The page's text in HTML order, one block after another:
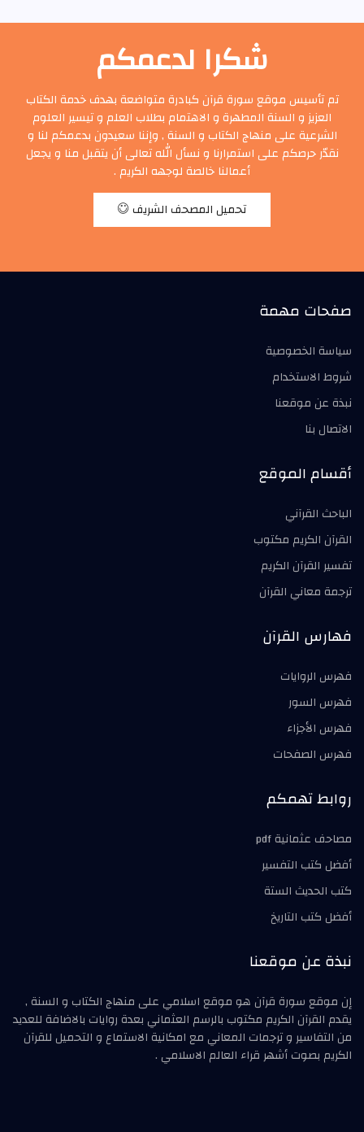
شكرا لدعمكم
تم تأسيس موقع سورة قرآن كبادرة متواضعة بهدف خدمة الكتاب
العزيز و السنة المطهرة و الاهتمام بطلاب العلم و تيسير العلوم
الشرعية على منهاج الكتاب و السنة , وإننا سعيدون بدعمكم لنا و
نقدّر حرصكم على استمرارنا و نسأل الله تعالى أن يتقبل منا و يجعل
أعمالنا خالصة لوجهه الكريم .
تحميل المصحف الشريف
صفحات مهمة
سياسة الخصوصية
شروط الاستخدام
نبذة عن موقعنا
الاتصال بنا
أقسام الموقع
الباحث القرآني
القرآن الكريم مكتوب
تفسير القرآن الكريم
ترجمة معاني القرآن
فهارس القرآن
فهرس الروايات
فهرس السور
فهرس الأجزاء
فهرس الصفحات
روابط تهمكم
مصاحف عثمانية pdf
أفضل كتب التفسير
كتب الحديث الستة
أفضل كتب التاريخ
نبذة عن موقعنا
إن موقع سورة قرآن هو موقع اسلامي على منهاج الكتاب و السنة ,
يقدم القرآن الكريم مكتوب بالرسم العثماني بعدة روايات بالاضافة للعديد
من التفاسير و ترجمات المعاني مع امكانية الاستماع و التحميل للقرآن
الكريم بصوت أشهر قراء العالم الاسلامي .